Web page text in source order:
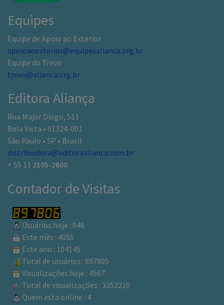
Equipes
Equipe de Apoio ao Exterior
apoioaoexterior@equipesalianca.org.br
Equipe do Trevo
trevo@alianca.org.br
Editora Aliança
Rua Major Diogo, 511
Bela Vista • 01324-001
São Paulo • SP • Brasil
distribuidora@editoraalianca.com.br
+ 55 11 2105-2600
Contador de Visitas
Usuários hoje : 846
Este mês : 4055
Este ano : 104145
Total de usuários : 897805
Visualizações hoje : 4567
Total de visualizações : 3352210
Quem esta online : 4